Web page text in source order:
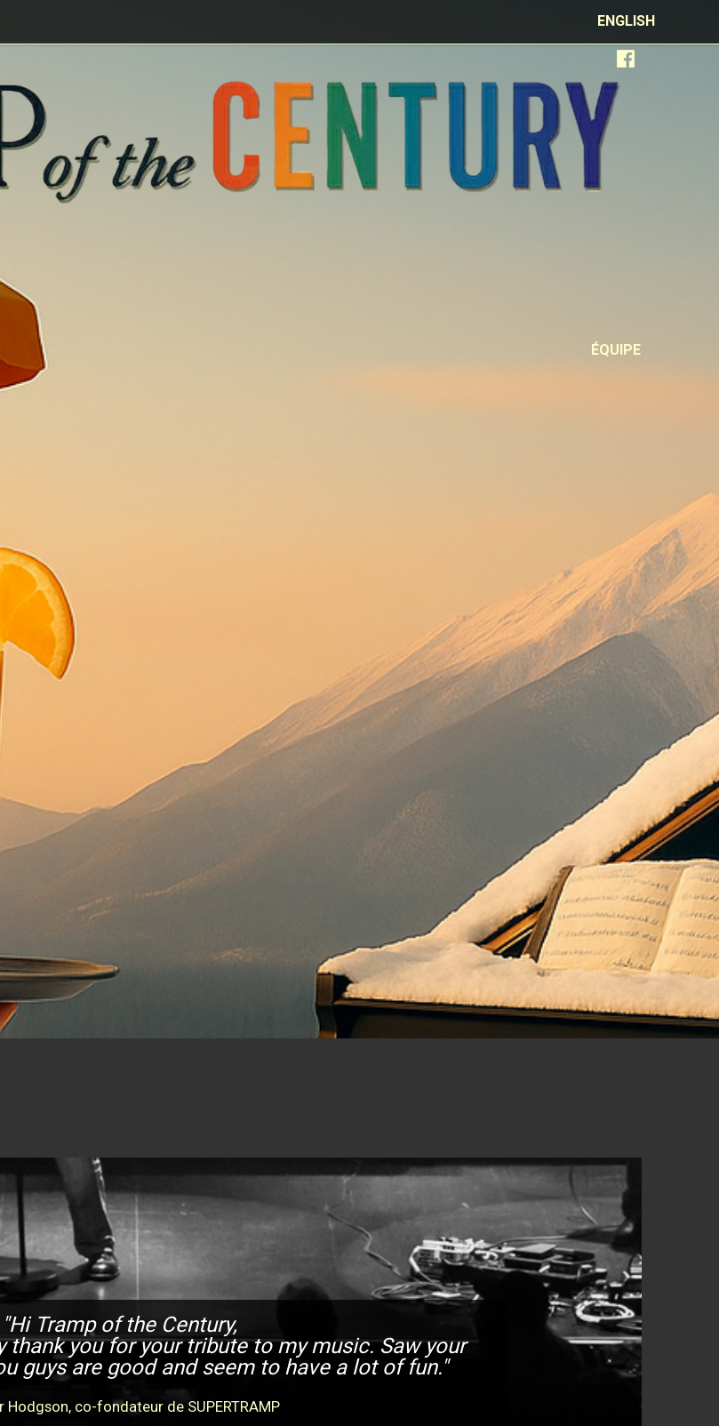
ÉQUIPE
ENGLISH
"Hi Tramp of the Century,
thank you for your tribute to my music. Saw your
guys are good and seem to have a lot of fun."
Hodgson, co-fondateur de SUPERTRAMP